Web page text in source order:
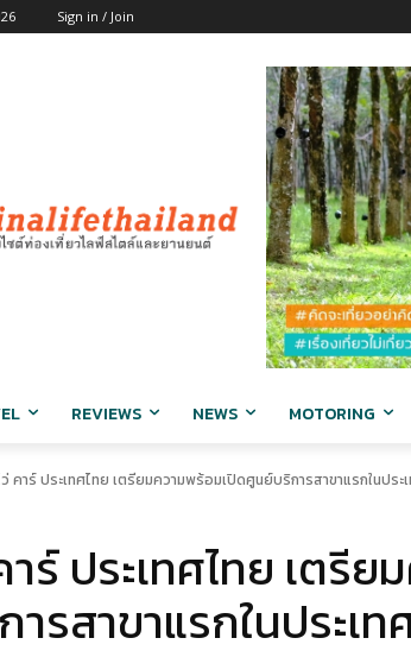
Sign in / Join
REVIEWS NEWS MOTORING
คาร์ ประเทศไทย เตรียมความพร้อมเปิดศูนย์บริการสาขาแรกในประ
าร์ ประเทศไทย เตรี
รสาขาแรกในประเท